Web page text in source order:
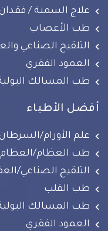
علاج السمنة / فقدان
طب الأعصاب
التلقيح الصناعي
العمود الفقري
طب المسالك
أفضل الأطباء
علم الأورام/السرطان
طب العظام/العظام
التلقيح الصناعي/
طب القلب
طب المسالك
العمود الفقري